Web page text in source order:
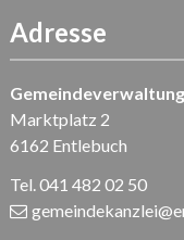
Adresse
Marktplatz 2
6162 Entlebuch
Tel. 041 482 02 50
gemeindekanzlei